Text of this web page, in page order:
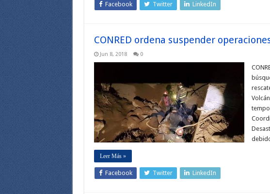
Facebook Twitter LinkedIn
CONRED ordena suspender
Jun 8, 2018 0
Leer Más »
Facebook Twitter LinkedIn